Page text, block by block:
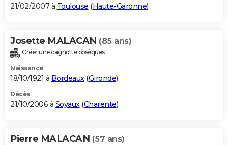
21/02/2007 à Toulouse (Haute-Garonne)
Josette MALACAN (85 ans)
Créer une cagnotte obsèques
Naissance
18/10/1921 à Bordeaux (Gironde)
Décès
21/10/2006 à Soyaux (Charente)
Pierre MALACAN (57 ans)